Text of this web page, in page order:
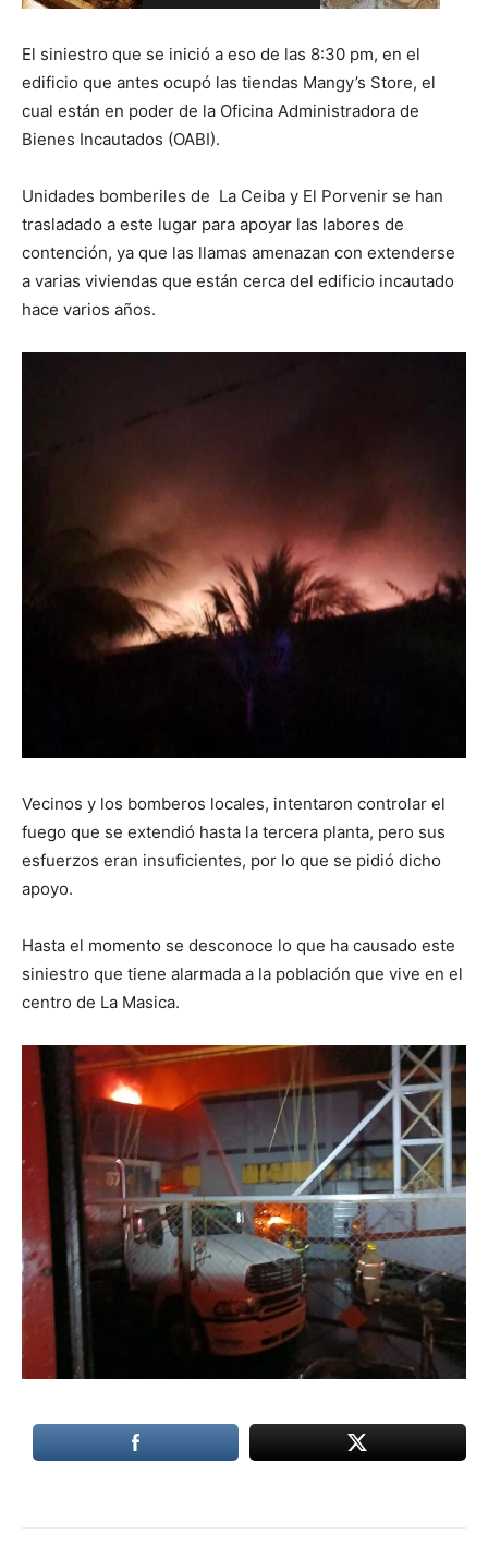
El siniestro que se inició a eso de las 8:30 pm, en el
edificio que antes ocupó las tiendas Mangy’s Store, el
cual están en poder de la Oficina Administradora de
Bienes Incautados (OABI).
Unidades bomberiles de La Ceiba y El Porvenir se han
trasladado a este lugar para apoyar las labores de
contención, ya que las llamas amenazan con extenderse
a varias viviendas que están cerca del edificio incautado
hace varios años.
Vecinos y los bomberos locales, intentaron controlar el
fuego que se extendió hasta la tercera planta, pero sus
esfuerzos eran insuficientes, por lo que se pidió dicho
apoyo.
Hasta el momento se desconoce lo que ha causado este
siniestro que tiene alarmada a la población que vive en el
centro de La Masica.